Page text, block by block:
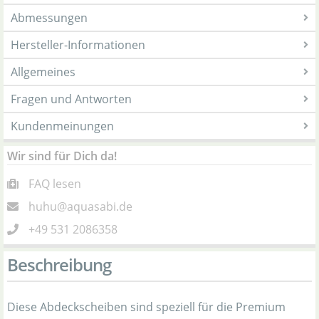
Abmessungen
Hersteller-Informationen
Allgemeines
Fragen und Antworten
Kundenmeinungen
Wir sind für Dich da!
FAQ lesen
huhu@aquasabi.de
+49 531 2086358
Beschreibung
Diese Abdeckscheiben sind speziell für die Premium